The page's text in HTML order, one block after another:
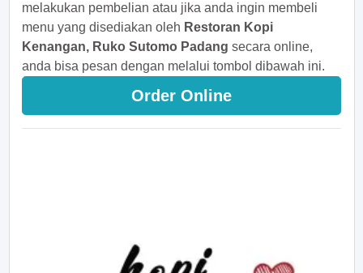
melakukan pembelian atau jika anda ingin membeli
menu yang disediakan oleh Restoran Kopi
Kenangan, Ruko Sutomo Padang secara online,
anda bisa pesan dengan melalui tombol dibawah ini.
Order Online